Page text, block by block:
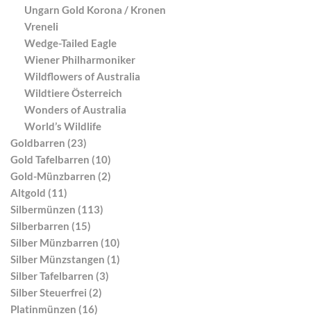
Ungarn Gold Korona / Kronen
Vreneli
Wedge-Tailed Eagle
Wiener Philharmoniker
Wildflowers of Australia
Wildtiere Österreich
Wonders of Australia
World’s Wildlife
Goldbarren (23)
Gold Tafelbarren (10)
Gold-Münzbarren (2)
Altgold (11)
Silbermünzen (113)
Silberbarren (15)
Silber Münzbarren (10)
Silber Münzstangen (1)
Silber Tafelbarren (3)
Silber Steuerfrei (2)
Platinmünzen (16)